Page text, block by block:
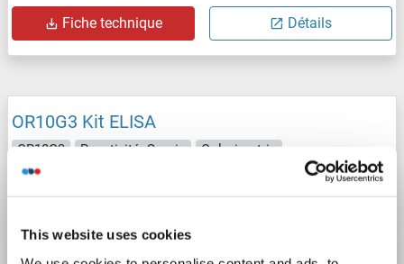
This website uses cookies
Fiche technique Détails
OR10G3 Kit ELISA
OR10G3 Reactivité: Souris
Colorimetric
Competition ELISA
N° du produit ABIN1745781